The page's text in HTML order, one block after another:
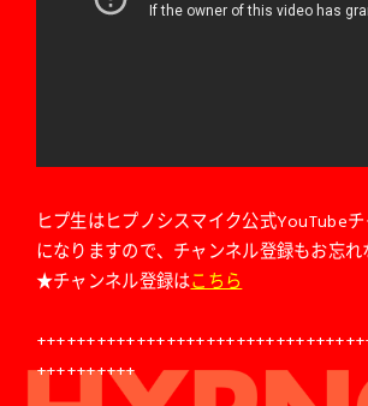
ヒプ生はヒプノシスマイク公式YouTube
になりますので、チャンネル登録もお忘れ
★チャンネル登録はこちら
++++++++++